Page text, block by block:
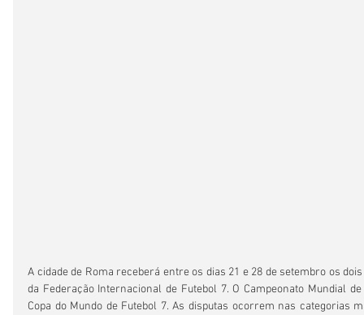
A cidade de Roma receberá entre os dias 21 e 28 de setembro os
da Federação Internacional de Futebol 7. O Campeonato Mundial
Copa do Mundo de Futebol 7. As disputas ocorrem nas categorias